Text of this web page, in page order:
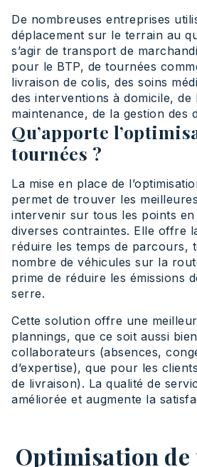
De nombreuses entreprises
déplacement sur le terrain au
s’agir de transport de
pour le BTP, de tournées
livraison de colis, des soins
des interventions à domicile,
maintenance, de la gestion des
Qu’apporte
tournées ?
La mise en place de
permet de trouver les
intervenir sur tous les points
diverses contraintes. Elle offre
réduire les temps de parcours,
nombre de véhicules sur la
prime de réduire les émissions
serre.
Cette solution offre une
plannings, que ce soit aussi
collaborateurs (absences,
d’expertise), que pour les
de livraison). La qualité de
améliorée et augmente la
Optimisation de